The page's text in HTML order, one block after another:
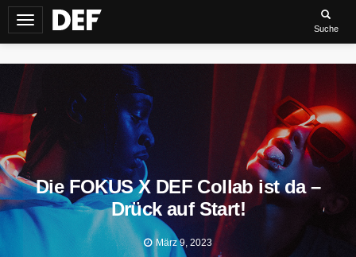
Navigation
umschalten
Suche
Die FOKUS X DEF Collab ist da –
Drück auf Start!
März 9, 2023